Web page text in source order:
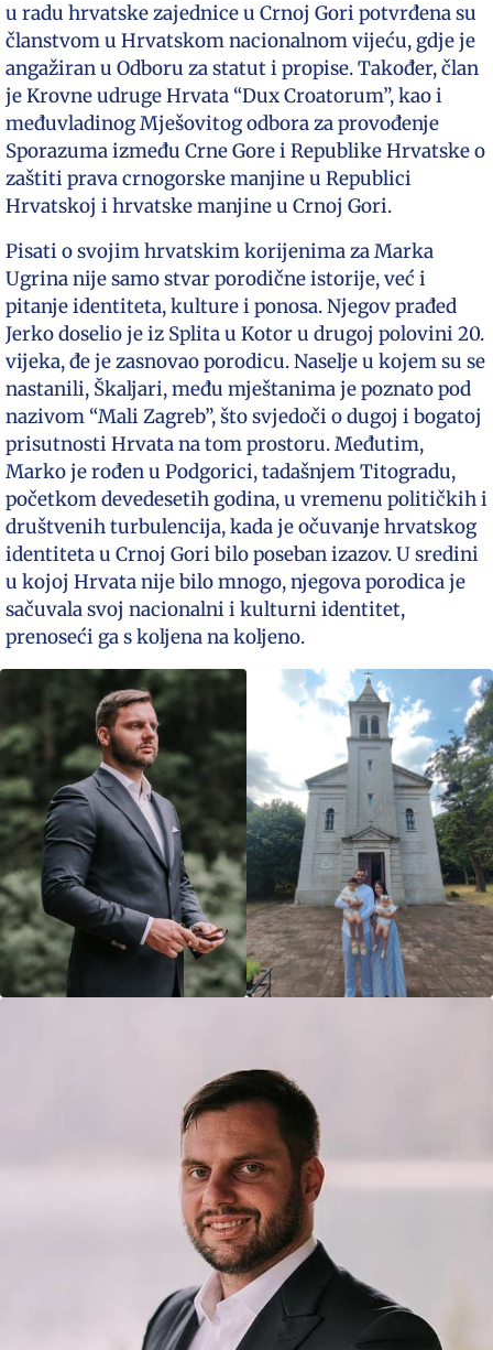
u radu hrvatske zajednice u Crnoj Gori potvrđena su
članstvom u Hrvatskom nacionalnom vijeću, gdje je
angažiran u Odboru za statut i propise. Također, član
je Krovne udruge Hrvata “Dux Croatorum”, kao i
međuvladinog Mješovitog odbora za provođenje
Sporazuma između Crne Gore i Republike Hrvatske o
zaštiti prava crnogorske manjine u Republici
Hrvatskoj i hrvatske manjine u Crnoj Gori.
Pisati o svojim hrvatskim korijenima za Marka
Ugrina nije samo stvar porodične istorije, već i
pitanje identiteta, kulture i ponosa. Njegov prađed
Jerko doselio je iz Splita u Kotor u drugoj polovini 20.
vijeka, đe je zasnovao porodicu. Naselje u kojem su se
nastanili, Škaljari, među mještanima je poznato pod
nazivom “Mali Zagreb”, što svjedoči o dugoj i bogatoj
prisutnosti Hrvata na tom prostoru. Međutim,
Marko je rođen u Podgorici, tadašnjem Titogradu,
početkom devedesetih godina, u vremenu političkih i
društvenih turbulencija, kada je očuvanje hrvatskog
identiteta u Crnoj Gori bilo poseban izazov. U sredini
u kojoj Hrvata nije bilo mnogo, njegova porodica je
sačuvala svoj nacionalni i kulturni identitet,
prenoseći ga s koljena na koljeno.